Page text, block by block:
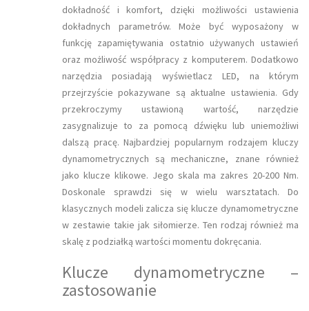
dokładność i komfort, dzięki możliwości ustawienia
dokładnych parametrów. Może być wyposażony w
funkcję zapamiętywania ostatnio używanych ustawień
oraz możliwość współpracy z komputerem. Dodatkowo
narzędzia posiadają wyświetlacz LED, na którym
przejrzyście pokazywane są aktualne ustawienia. Gdy
przekroczymy ustawioną wartość, narzędzie
zasygnalizuje to za pomocą dźwięku lub uniemożliwi
dalszą pracę. Najbardziej popularnym rodzajem kluczy
dynamometrycznych są mechaniczne, znane również
jako klucze klikowe. Jego skala ma zakres 20-200 Nm.
Doskonale sprawdzi się w wielu warsztatach. Do
klasycznych modeli zalicza się klucze dynamometryczne
w zestawie takie jak siłomierze. Ten rodzaj również ma
skalę z podziałką wartości momentu dokręcania.
Klucze dynamometryczne –
zastosowanie